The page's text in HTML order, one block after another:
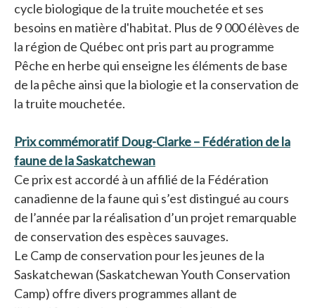
cycle biologique de la truite mouchetée et ses
besoins en matière d'habitat. Plus de 9 000 élèves de
la région de Québec ont pris part au programme
Pêche en herbe qui enseigne les éléments de base
de la pêche ainsi que la biologie et la conservation de
la truite mouchetée.
Prix commémoratif Doug-Clarke – Fédération de la
faune de la Saskatchewan
Ce prix est accordé à un affilié de la Fédération
canadienne de la faune qui s’est distingué au cours
de l’année par la réalisation d’un projet remarquable
de conservation des espèces sauvages.
Le Camp de conservation pour les jeunes de la
Saskatchewan (Saskatchewan Youth Conservation
Camp) offre divers programmes allant de